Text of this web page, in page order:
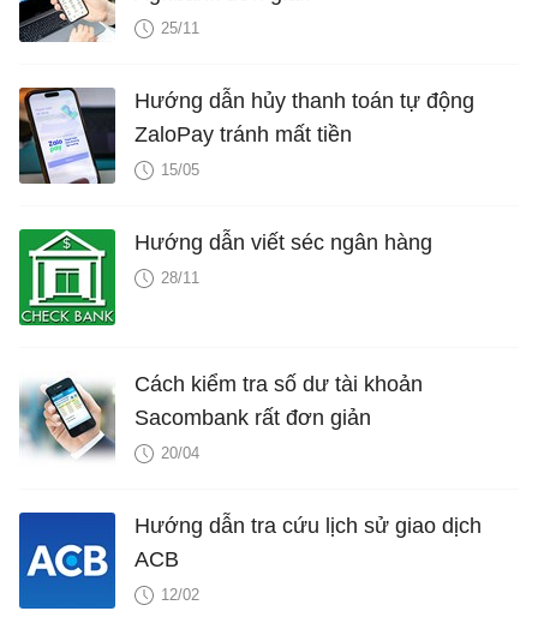
25/11
Hướng dẫn hủy thanh toán tự động
ZaloPay tránh mất tiền
15/05
Hướng dẫn viết séc ngân hàng
28/11
Cách kiểm tra số dư tài khoản
Sacombank rất đơn giản
20/04
Hướng dẫn tra cứu lịch sử giao dịch
ACB
12/02